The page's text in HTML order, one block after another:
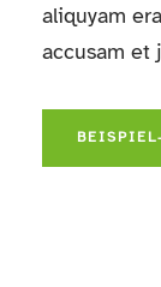
aliquyam
accusam et